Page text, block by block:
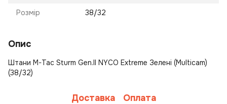
Розмір 38/32
Опис
Штани M-Tac Sturm Gen.II NYCO Extreme Зелені (Multicam)
(38/32)
Доставка Оплата